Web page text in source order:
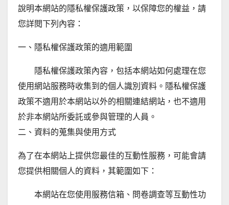
說明本網站的隱私權保護政策，以保障您的權益，請
您詳閱下列內容：
一、隱私權保護政策的適用範圍
隱私權保護政策內容，包括本網站如何處理在您
使用網站服務時收集到的個人識別資料。隱私權保護
政策不適用於本網站以外的相關連結網站，也不適用
於非本網站所委託或參與管理的人員。
二、資料的蒐集與使用方式
為了在本網站上提供您最佳的互動性服務，可能會請
您提供相關個人的資料，其範圍如下：
本網站在您使用服務信箱、問卷調查等互動性功